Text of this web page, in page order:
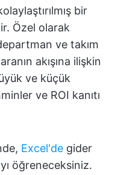
bir
Özel olarak
ve takım
akışına ilişkin
ve küçük
ve ROI kanıtı
Excel'de gider
öğreneceksiniz.